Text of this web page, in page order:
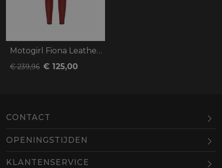
Motogirl Fiona Leather Trousers
€ 239,96 € 125,00
CONTACT
OPENINGSTIJDEN
Maandag
KLANTENSERVICE